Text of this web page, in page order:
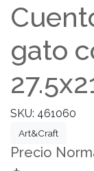
gato
SKU: 461060
Art&Craft
Precio